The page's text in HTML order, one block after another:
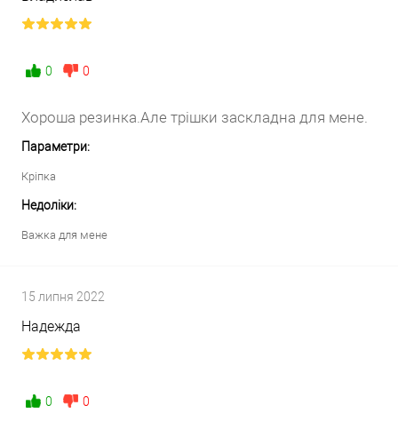
0 0
Хороша резинка.Але трішки заскладна для мене.
Параметри:
Кріпка
Недоліки:
Важка для мене
15 липня 2022
Надежда
0 0